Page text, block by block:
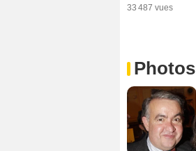
33 487 vues
Photos